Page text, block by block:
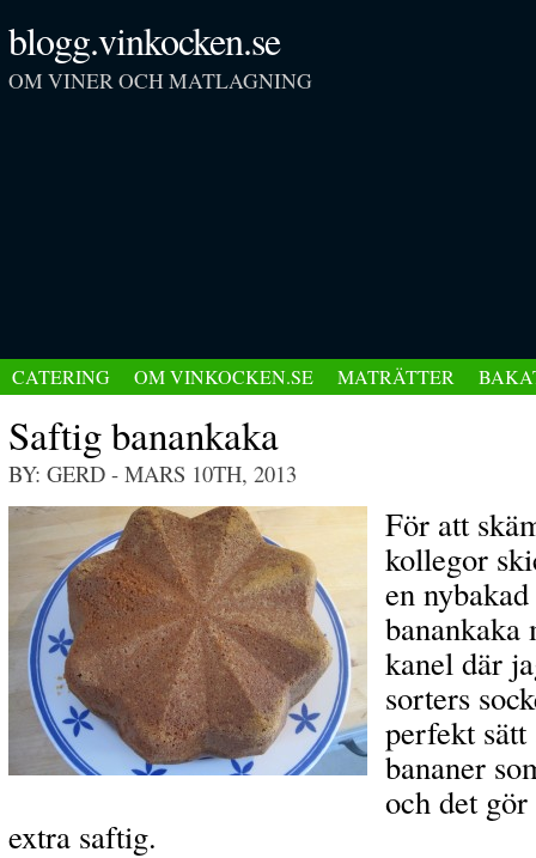
blogg.vinkocken.se
OM VINER OCH MATLAGNING
CATERING OM VINKOCKEN.SE MATRÄTTER
Saftig banankaka
BY: GERD - MARS 10TH, 2013
För att
kollegor
en
banankaka
kanel där
sorters
perfekt sätt
bananer
och det
extra saftig.